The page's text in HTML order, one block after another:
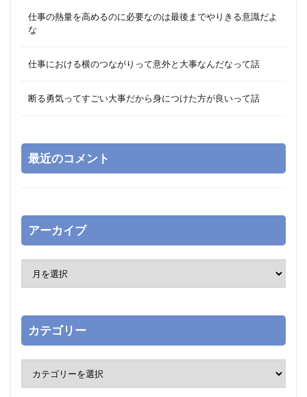
仕事の熱量を高めるのに必要なのは最後までやりきる意識だよ
な
仕事における横のつながりって意外と大事なんだなって話
断る勇気ってすごい大事だから身につけた方が良いって話
最近のコメント
アーカイブ
カテゴリー